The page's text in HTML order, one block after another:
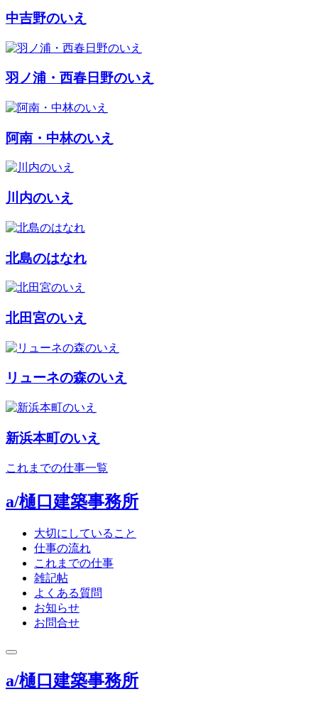
中吉野のいえ
羽ノ浦・西春日野のいえ
阿南・中林のいえ
川内のいえ
北島のはなれ
北田宮のいえ
リューネの森のいえ
新浜本町のいえ
これまでの仕事一覧
a/樋口建築事務所
大切にしていること
仕事の流れ
これまでの仕事
雑記帖
よくある質問
お知らせ
お問合せ
toggle
a/樋口建築事務所